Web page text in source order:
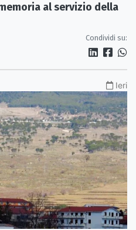
al servizio della
Condividi su:
Ieri